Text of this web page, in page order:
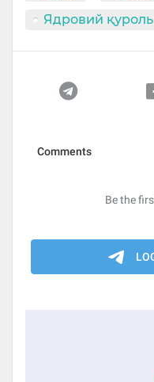
Ядровий қуроль